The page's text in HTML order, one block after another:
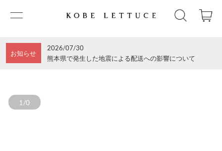
お知らせ
2026/07/30
熊本県で発生した地震による配送への影響について
1/0